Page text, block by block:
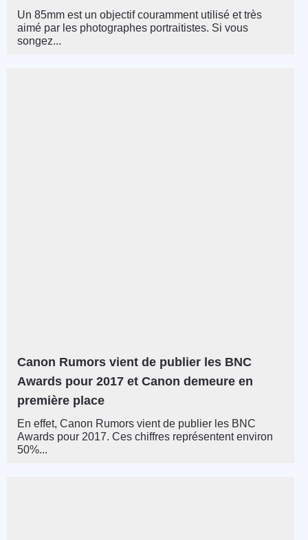
Un 85mm est un objectif couramment utilisé et très
aimé par les photographes portraitistes. Si vous
songez...
Canon Rumors vient de publier les BNC
Awards pour 2017 et Canon demeure en
première place
En effet, Canon Rumors vient de publier les BNC
Awards pour 2017. Ces chiffres représentent environ
50%...